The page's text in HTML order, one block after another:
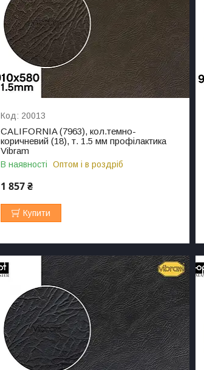
20013
CALIFORNIA (7963), кол.темно-
коричневий (18), т. 1.5 мм профілактика
Vibram
В наявності Оптом і в роздріб
1 857 ₴
Купити